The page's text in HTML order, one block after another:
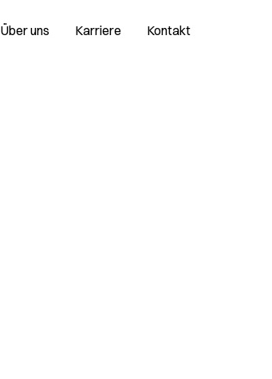
Über uns Karriere Kontakt